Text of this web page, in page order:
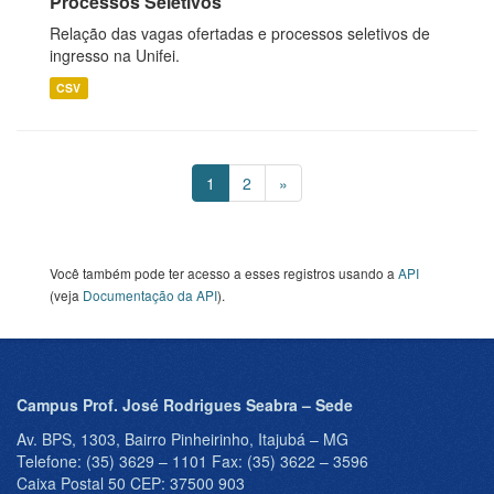
Relação das vagas ofertadas e processos seletivos de
ingresso na Unifei.
CSV
1 2 »
Você também pode ter acesso a esses registros usando a API
(veja Documentação da API).
Campus Prof. José Rodrigues Seabra – Sede
Av. BPS, 1303, Bairro Pinheirinho, Itajubá – MG
Telefone: (35) 3629 – 1101 Fax: (35) 3622 – 3596
Caixa Postal 50 CEP: 37500 903